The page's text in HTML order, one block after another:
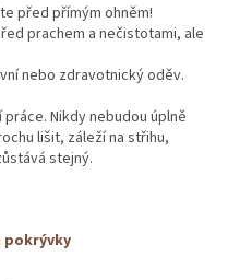
před přímým ohněm!
prachem a nečistotami, ale
nebo zdravotnický oděv.
Nikdy nebudou úplně
lišit, záleží na střihu,
stejný.
pokrývky